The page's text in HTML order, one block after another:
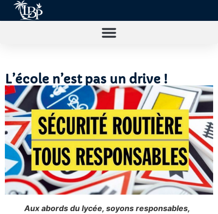
L’école n’est pas un drive !
Aux abords du lycée, soyons responsables,